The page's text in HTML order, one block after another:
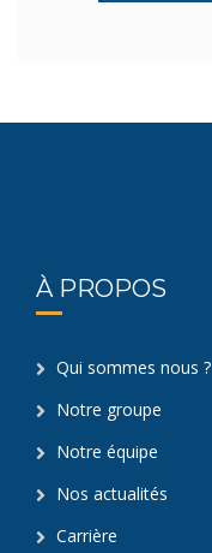
À PROPOS
Qui sommes nous ?
Notre groupe
Notre équipe
Nos actualités
Carrière